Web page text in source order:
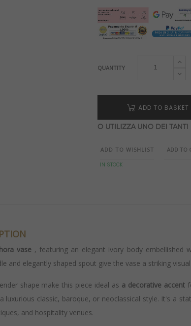
QUANTITY
ADD TO BASKET
O UTILIZZA UNO DEI TANTI
ADD TO WISHLIST ADD TO
IN STOCK
vase , featuring an elegant ivory body embellished
and elegantly shaped spout give the vase a striking
shape make this piece ideal as a decorative accent
luxurious classic, baroque, or neoclassical style. It's a
and hospitality venues.